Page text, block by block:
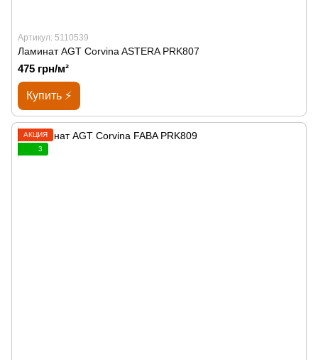
Артикул: 5110539
Ламинат AGT Corvina ASTERA PRK807
475 грн/м²
Купить ⚡
АКЦИЯ
3